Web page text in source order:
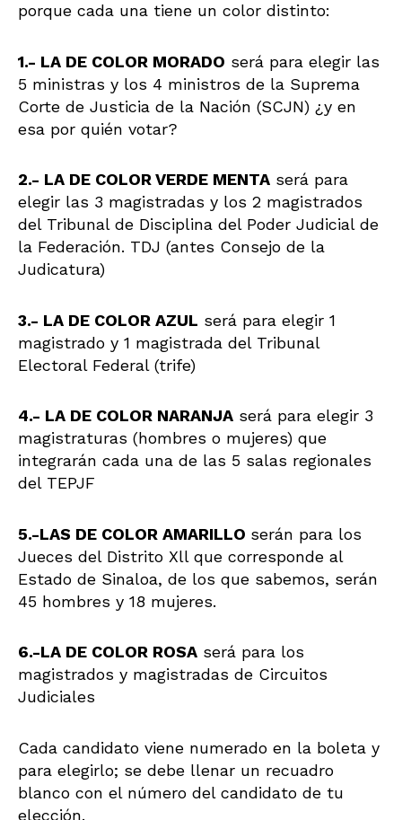
porque cada una tiene un color distinto:
1.- LA DE COLOR MORADO será para elegir las
5 ministras y los 4 ministros de la Suprema
Corte de Justicia de la Nación (SCJN) ¿y en
esa por quién votar?
2.- LA DE COLOR VERDE MENTA será para
elegir las 3 magistradas y los 2 magistrados
del Tribunal de Disciplina del Poder Judicial de
la Federación. TDJ (antes Consejo de la
Judicatura)
3.- LA DE COLOR AZUL será para elegir 1
magistrado y 1 magistrada del Tribunal
Electoral Federal (trife)
4.- LA DE COLOR NARANJA será para elegir 3
magistraturas (hombres o mujeres) que
integrarán cada una de las 5 salas regionales
del TEPJF
5.-LAS DE COLOR AMARILLO serán para los
Jueces del Distrito Xll que corresponde al
Estado de Sinaloa, de los que sabemos, serán
45 hombres y 18 mujeres.
6.-LA DE COLOR ROSA será para los
magistrados y magistradas de Circuitos
Judiciales
Cada candidato viene numerado en la boleta y
para elegirlo; se debe llenar un recuadro
blanco con el número del candidato de tu
elección.